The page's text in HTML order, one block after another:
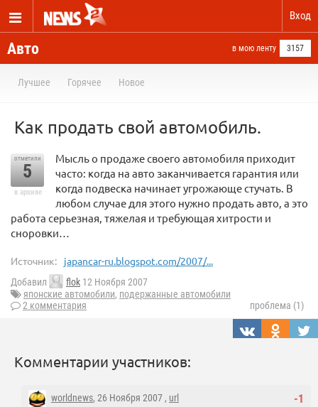
Вход
Авто в мою ленту 3157
Лучшее Горячее Новое
Как продать свой автомобиль.
отметили
5
в архиве
Мысль о продаже своего автомобиля приходит
часто: когда на авто заканчивается гарантия или
когда подвеска начинает угрожающе стучать. В
любом случае для этого нужно продать авто, а это
работа серьезная, тяжелая и требующая хитрости и
сноровки…
Источник: japancar-ru.blogspot.com/2007/...
Добавил flok 12 Ноября 2007
японские автомобили, подержанные автомобили
2 комментария
проблема (1)
Комментарии участников:
-1
worldnews, 26 Ноября 2007 , url